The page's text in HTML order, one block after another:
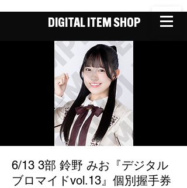
DIGITAL ITEM SHOP
6/13 3部 鈴野 みお『デジタル
ブロマイドvol.13』個別握手券